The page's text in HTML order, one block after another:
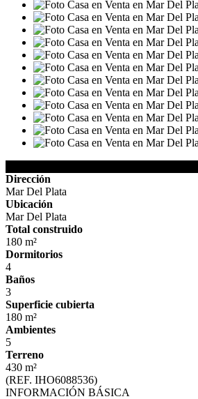
Dirección
Mar Del Plata
Ubicación
Mar Del Plata
Total construido
180 m²
Dormitorios
4
Baños
3
Superficie cubierta
180 m²
Ambientes
5
Terreno
430 m²
(REF. IHO6088536)
INFORMACIÓN BÁSICA